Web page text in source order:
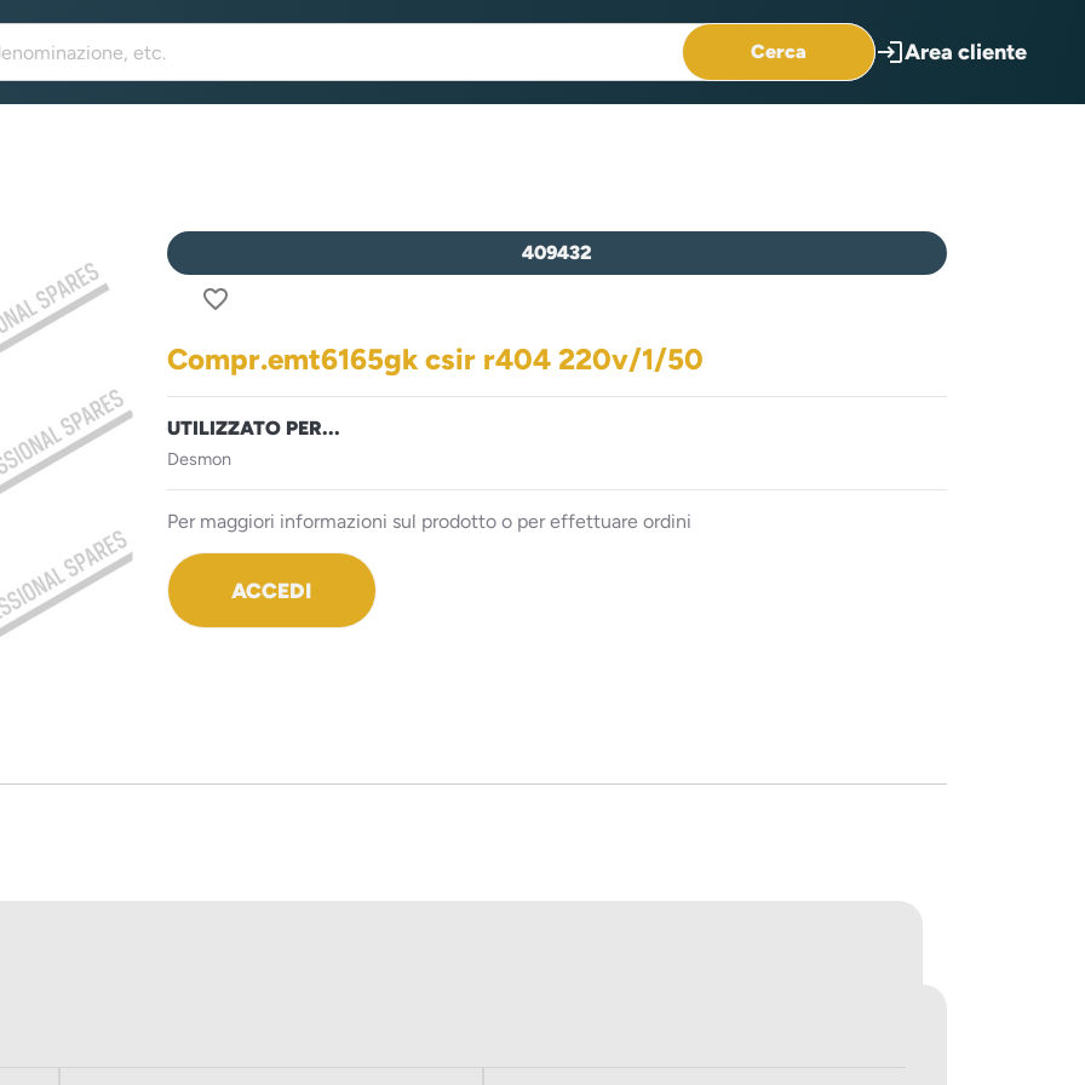
Cerca loginArea cliente
409432
favorite_border
Compr.emt6165gk csir r404 220v/1/50
UTILIZZATO PER...
Desmon
Per maggiori informazioni sul prodotto o per effettuare ordini
ACCEDI